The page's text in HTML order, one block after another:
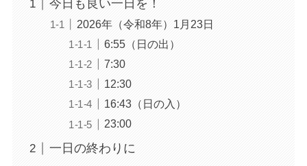
今日も良い一日を！
2026年（令和8年）1月23日
6:55（日の出）
7:30
12:30
16:43（日の入）
23:00
一日の終わりに